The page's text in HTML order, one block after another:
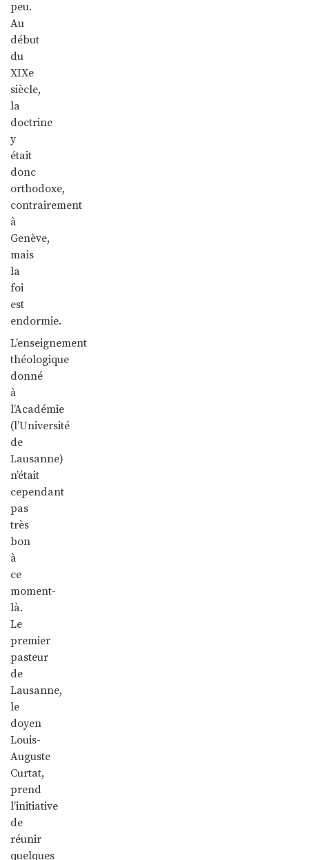
peu.
Au
début
du
XIXe
siècle,
la
doctrine
y
était
donc
orthodoxe,
contrairement
à
Genève,
mais
la
foi
est
endormie.
L’enseignement
théologique
donné
à
l’Académie
(l’Université
de
Lausanne)
n’était
cependant
pas
très
bon
à
ce
moment-
là.
Le
premier
pasteur
de
Lausanne,
le
doyen
Louis-
Auguste
Curtat,
prend
l’initiative
de
réunir
quelques